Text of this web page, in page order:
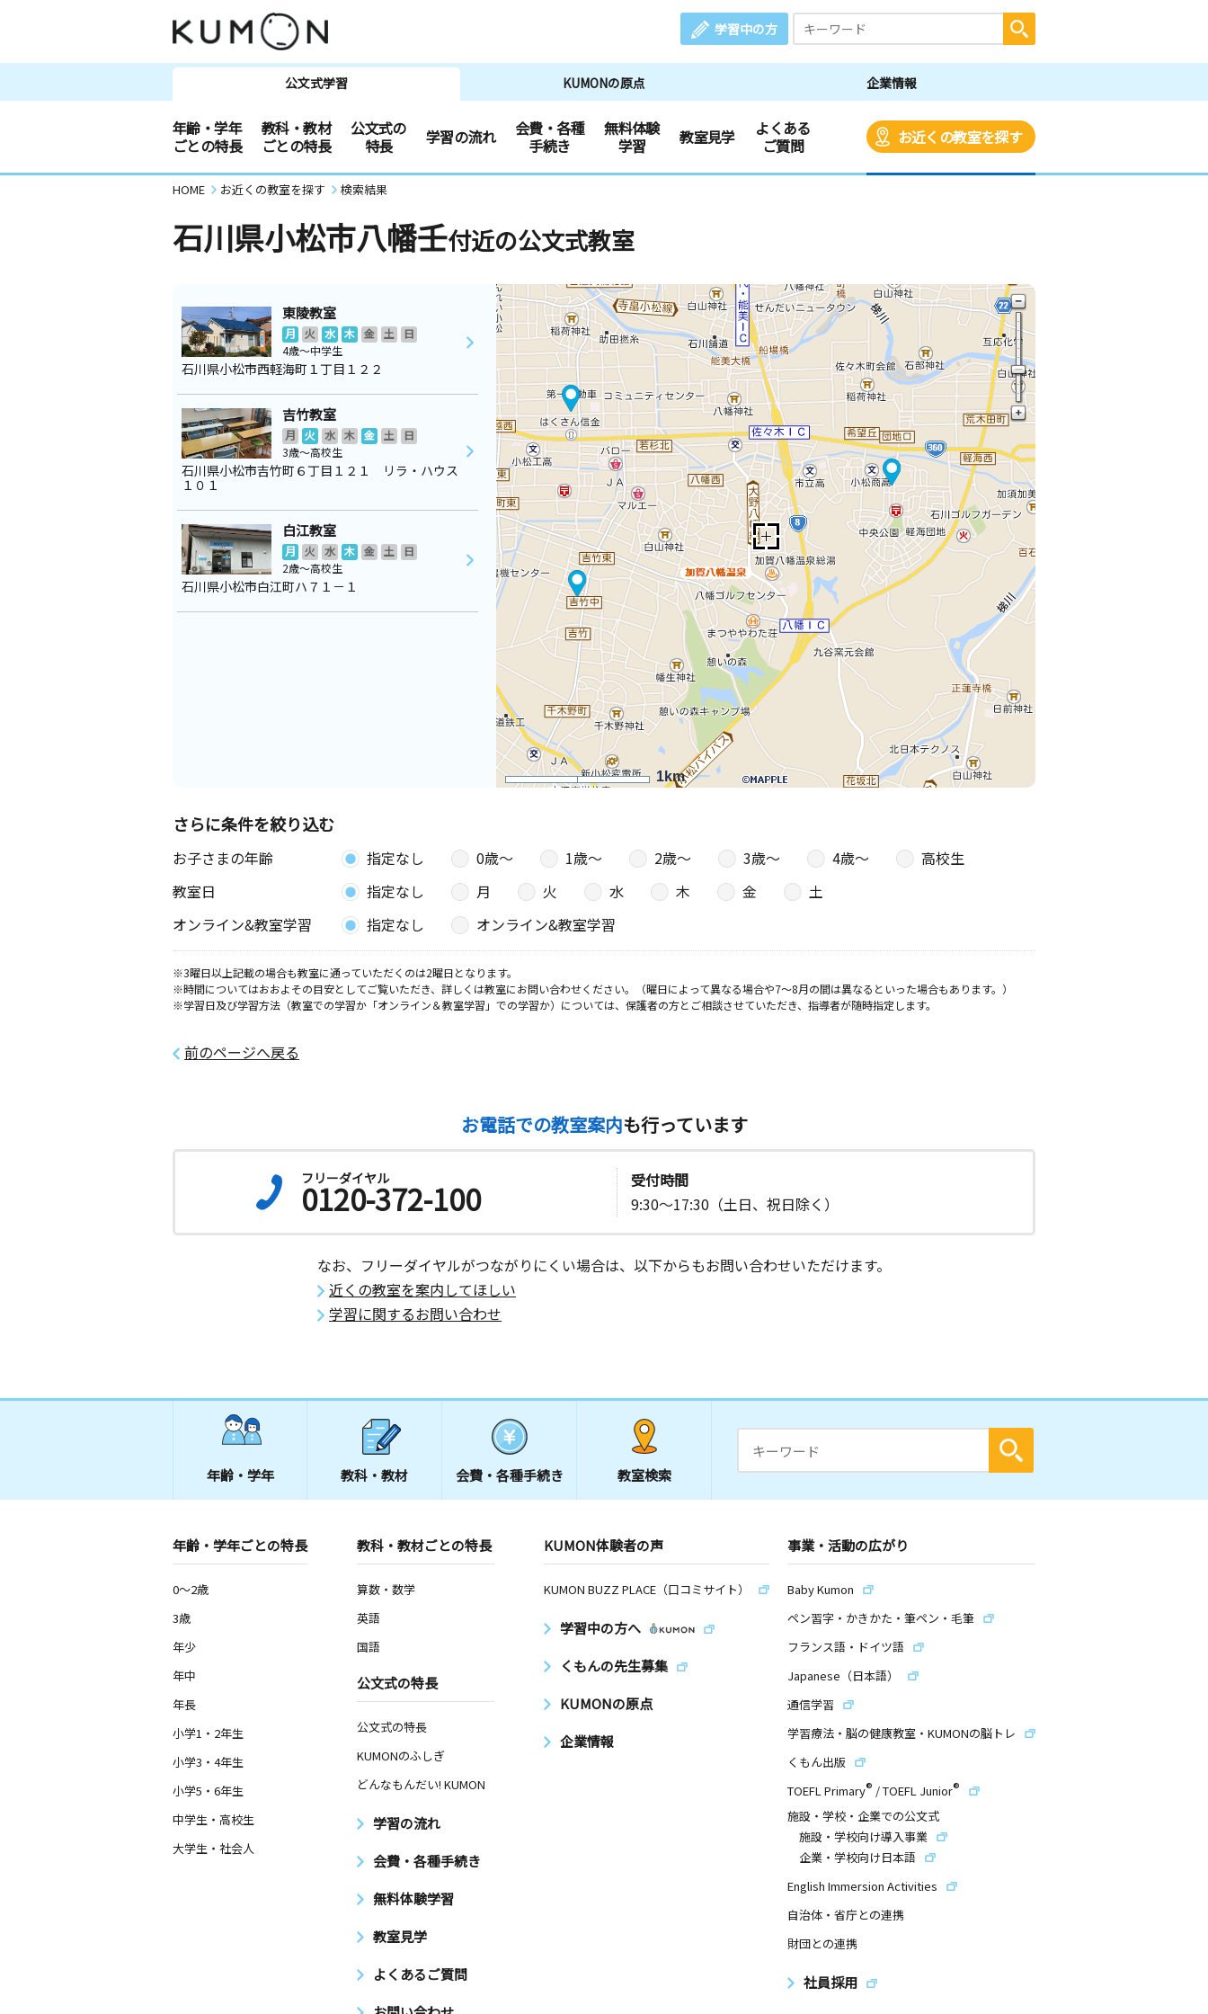
学習中の方
公文式学習 KUMONの原点 企業情報
年齢・学年
ごとの特長
教科・教材
ごとの特長
公文式の
特長
学習の流れ
会費・各種
手続き
無料体験
学習
教室見学
よくある
ご質問
お近くの教室を探す
HOME お近くの教室を探す 検索結果
石川県小松市八幡壬付近の公文式教室
1km
東陵教室
月 火 水 木 金 土
日
4歳～中学生
石川県小松市西軽海町１丁目１２２
吉竹教室
月 火 水 木 金 土
日
3歳～高校生
石川県小松市吉竹町６丁目１２１ リラ・ハウス
１０１
白江教室
月 火 水 木 金 土
日
2歳～高校生
石川県小松市白江町ハ７１－１
さらに条件を絞り込む
お子さまの年齢 指定なし 0歳〜 1歳〜 2歳〜 3歳〜 4歳〜
高校生
教室日
指定なし 月 火 水 木 金
土
オンライン&教室学習
指定なし オンライン&教室学習
※3曜日以上記載の場合も教室に通っていただくのは2曜日となります。
※時間についてはおおよその目安としてご覧いただき、詳しくは教室にお問い合わせください。（曜日によって異なる場合や7～8月の間は異なるといった場合もあります。）
※学習日及び学習方法（教室での学習か「オンライン＆教室学習」での学習か）については、保護者の方とご相談させていただき、指導者が随時指定します。
前のページへ戻る
お電話での教室案内も行っています
フリーダイヤル
0120-372-100
受付時間
9:30～17:30（土日、祝日除く）
なお、フリーダイヤルがつながりにくい場合は、以下からもお問い合わせいただけます。
近くの教室を案内してほしい
学習に関するお問い合わせ
年齢・学年 教科・教材 会費・ 各種手続き 教室検索
年齢・学年ごとの特長
0～2歳
3歳
年少
年中
年長
小学1・2年生
小学3・4年生
小学5・6年生
中学生・高校生
大学生・社会人
教科・教材ごとの特長
算数・数学
英語
国語
公文式の特長
公文式の特長
KUMONのふしぎ
どんなもんだい! KUMON
学習の流れ
会費・各種手続き
無料体験学習
教室見学
よくあるご質問
KUMON体験者の声
KUMON BUZZ PLACE（口コミサイト）
学習中の方へ
くもんの先生募集
KUMONの原点
企業情報
事業・活動の広がり
Baby Kumon
ペン習字・かきかた・筆ペン・毛筆
フランス語・ドイツ語
Japanese（日本語）
通信学習
学習療法・脳の健康教室・KUMONの脳トレ
くもん出版
TOEFL Primary® /TOEFL Junior®
施設・学校・企業での公文式
施設・学校向け導入事業
企業・学校向け日本語
English Immersion Activities
自治体・省庁との連携
財団との連携
社員採用